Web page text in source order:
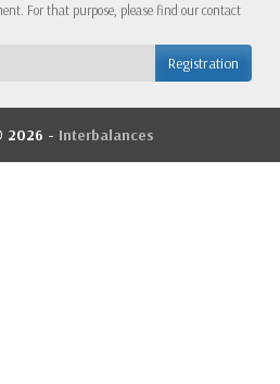
For that purpose, please find our contact
2026 - Interbalances